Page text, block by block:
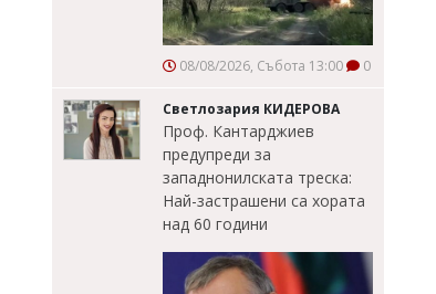
08/08/2026, Събота 13:00 0
Светлозария КИДЕРОВА
Проф. Кантарджиев
предупреди за
западнонилската треска:
Най-застрашени са хората
над 60 години